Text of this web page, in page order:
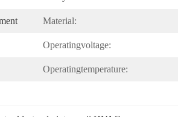
Material:
Operatingvoltage:
Operatingtemperature: